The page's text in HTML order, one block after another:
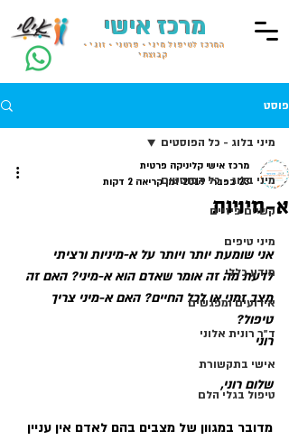
המרכז לטיפול מיני • פרטני • זוגי •
קבוצתי
מרכז אישי
פוסט
מיני בלוג - כל הפוסטים
קשיים פיזיים
מיני טיפים
מידע כללי
אירועים ומפגשים
ד״ר רונית אלוני
אישי בתקשורת
טיפול בגלי הלם
מיני בלוג - כל הפוסטים
א-מיניות
מרכז אישי קליניקה פרטית
23 בפבר׳ 2019
זמן קריאה 2 דקות
אני שומעת יותר ויותר על א-מיניות ורציתי
לדעת מה זה אומר שאדם הוא א-מיני? האם זה
מצב זמני או לכל החיים? האם א-מיני צריך
טיפול?
רוני
שלום רוני,
מדובר במגוון של מצבים בהם לאדם אין עניין